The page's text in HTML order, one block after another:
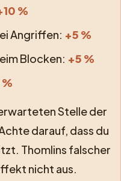
%
Angriffen: +5 %
Blocken: +5 %
Stelle der
darauf, dass du
Thomlins falscher
nicht aus.